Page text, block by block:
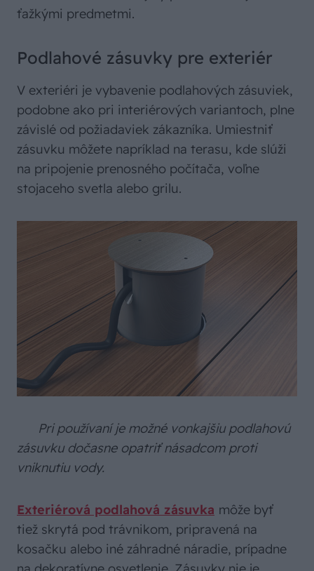
ťažkými predmetmi.
Podlahové zásuvky pre exteriér
V exteriéri je vybavenie podlahových zásuviek,
podobne ako pri interiérových variantoch, plne
závislé od požiadaviek zákazníka. Umiestniť
zásuvku môžete napríklad na terasu, kde slúži
na pripojenie prenosného počítača, voľne
stojaceho svetla alebo grilu.
Pri používaní je možné vonkajšiu podlahovú
zásuvku dočasne opatriť násadcom proti
vniknutiu vody.
Exteriérová podlahová zásuvka môže byť
tiež skrytá pod trávnikom, pripravená na
kosačku alebo iné záhradné náradie, prípadne